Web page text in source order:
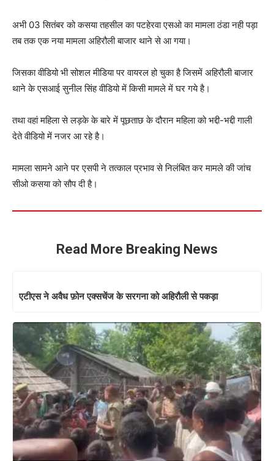
अभी 03 सितंबर को कसया तहसील का पटहेरवा एसओ का मामला ठंडा नही पड़ा
तब तक एक नया मामला अहिरौली बाजार थाने से आ गया।
जिसका वीडियो भी सोशल मीडिया पर वायरल हो चुका है जिसमें अहिरौली बाजार
थाने के एसआई सुनील सिंह वीडियो में किसी मामले में घर गये है।
तथा वहां महिला से लड़के के बारे में पूछताछ के दौरान महिला को भद्दी-भद्दी गाली
देते वीडियो में नजर आ रहे है।
मामला सामने आने पर एसपी ने तत्काल प्रभाव से निलंबित कर मामले की जांच
सीओ कसया को सौप दी है।
Read More Breaking News
एटीएस ने अवैध फ़ोन एक्सचेंज के सरगना को अहिरौली से पकड़ा